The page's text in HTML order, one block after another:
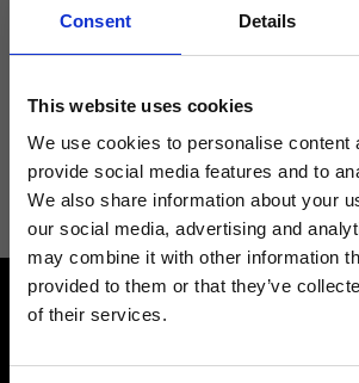
Consent Details
This website uses cookies
We use cookies to personalise content
provide social media features and to
We also share information about your
our social media, advertising and
may combine it with other information
provided to them or that they’ve
of their services.
Non perdere le novità di Ripani, iscriviti alla
Acconsento a ricevere novità e promo da
informazioni consulta laPrivacy Policy.